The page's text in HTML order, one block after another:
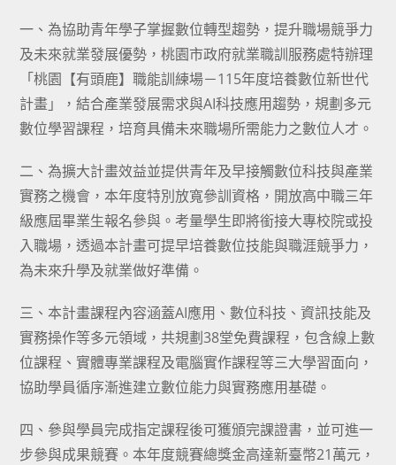
一、為協助青年學子掌握數位轉型趨勢，提升職場競爭力
及未來就業發展優勢，桃園市政府就業職訓服務處特辦理
「桃園【有頭鹿】職能訓練場－115年度培養數位新世代
計畫」，結合產業發展需求與AI科技應用趨勢，規劃多元
數位學習課程，培育具備未來職場所需能力之數位人才。
二、為擴大計畫效益並提供青年及早接觸數位科技與產業
實務之機會，本年度特別放寬參訓資格，開放高中職三年
級應屆畢業生報名參與。考量學生即將銜接大專校院或投
入職場，透過本計畫可提早培養數位技能與職涯競爭力，
為未來升學及就業做好準備。
三、本計畫課程內容涵蓋AI應用、數位科技、資訊技能及
實務操作等多元領域，共規劃38堂免費課程，包含線上數
位課程、實體專業課程及電腦實作課程等三大學習面向，
協助學員循序漸進建立數位能力與實務應用基礎。
四、參與學員完成指定課程後可獲頒完課證書，並可進一
步參與成果競賽。本年度競賽總獎金高達新臺幣21萬元，